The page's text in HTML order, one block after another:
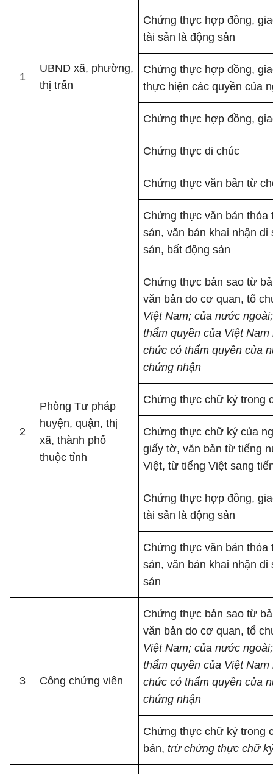
1
UBND xã, phường,
thị trấn
Chứng thực hợp đồng,
tài sản là động sản
Chứng thực hợp đồng,
thực hiện các quyền của
Chứng thực hợp đồng,
Chứng thực di chúc
Chứng thực văn bản từ
Chứng thực văn bản thỏa
sản, văn bản khai nhận di
sản, bất động sản
2
Phòng Tư pháp
huyện, quận, thị
xã, thành phổ
thuộc tỉnh
Chứng thực bản sao từ
văn bản do cơ quan, tổ
Việt Nam; của nước
thẩm quyền của Việt
chức có thẩm quyền của
chứng nhận
Chứng thực chữ ký trong
Chứng thực chữ ký của
giấy tờ, văn bản từ tiếng
Việt, từ tiếng Việt sang
Chứng thực hợp đồng,
tài sản là động sản
Chứng thực văn bản thỏa
sản, văn bản khai nhận di
sản
3 Công chứng viên
Chứng thực bản sao từ
văn bản do cơ quan, tổ
Việt Nam; của nước
thẩm quyền của Việt
chức có thẩm quyền của
chứng nhận
Chứng thực chữ ký trong
bản,trừ chứng thực chữ